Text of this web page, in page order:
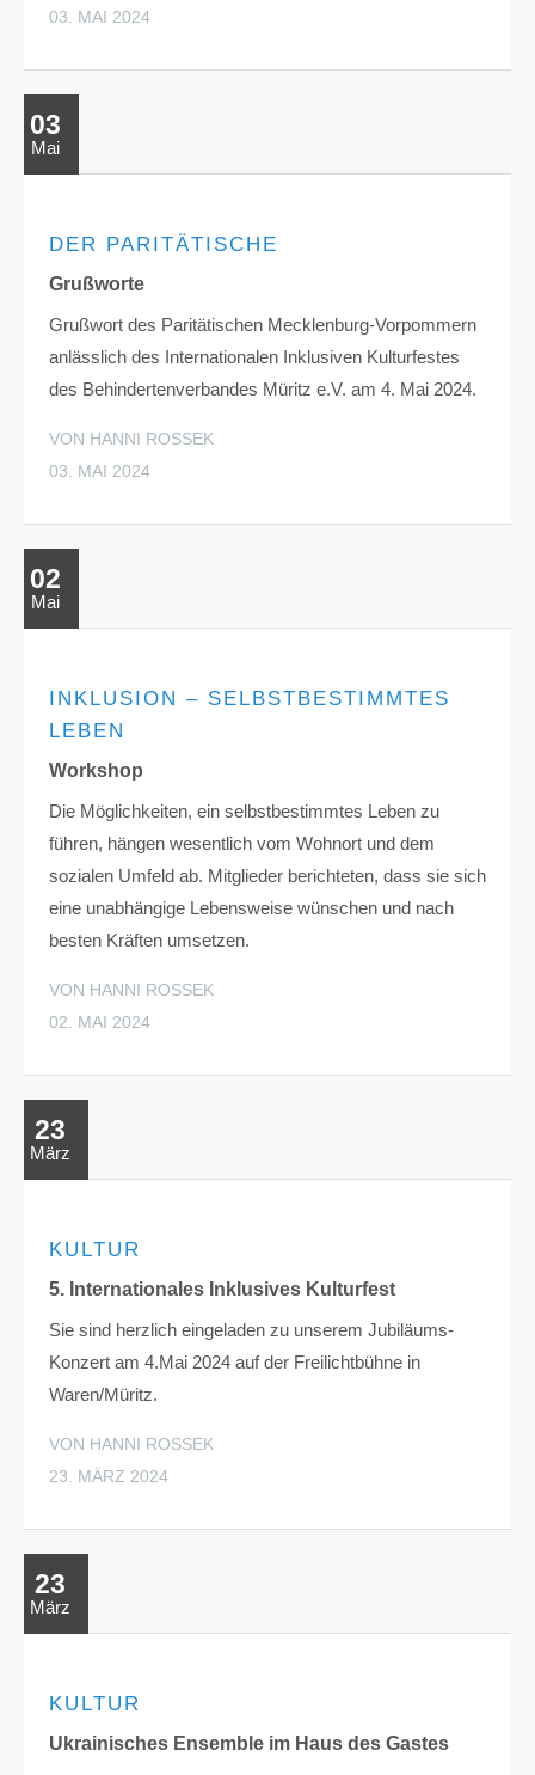
03. MAI 2024
03
Mai
DER PARITÄTISCHE
Grußworte
Grußwort des Paritätischen Mecklenburg-Vorpommern
anlässlich des Internationalen Inklusiven Kulturfestes
des Behindertenverbandes Müritz e.V. am 4. Mai 2024.
VON HANNI ROSSEK
03. MAI 2024
02
Mai
INKLUSION – SELBSTBESTIMMTES
LEBEN
Workshop
Die Möglichkeiten, ein selbstbestimmtes Leben zu
führen, hängen wesentlich vom Wohnort und dem
sozialen Umfeld ab. Mitglieder berichteten, dass sie sich
eine unabhängige Lebensweise wünschen und nach
besten Kräften umsetzen.
VON HANNI ROSSEK
02. MAI 2024
23
März
KULTUR
5. Internationales Inklusives Kulturfest
Sie sind herzlich eingeladen zu unserem Jubiläums-
Konzert am 4.Mai 2024 auf der Freilichtbühne in
Waren/Müritz.
VON HANNI ROSSEK
23. MÄRZ 2024
23
März
KULTUR
Ukrainisches Ensemble im Haus des Gastes